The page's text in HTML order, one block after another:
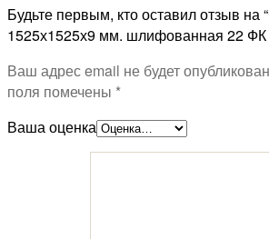
Будьте первым, кто оставил отзыв на
1525х1525х9 мм. шлифованная 22 ФК
Ваш адрес email не будет
поля помечены *
Ваша оценка